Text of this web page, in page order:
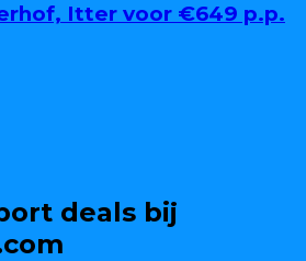
Itter voor €649 p.p.
deals bij